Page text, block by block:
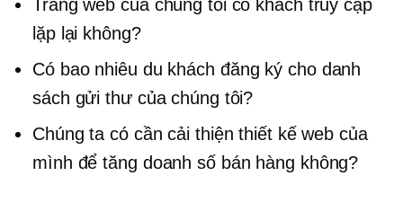
Trang web của chúng tôi có khách truy cập
lặp lại không?
Có bao nhiêu du khách đăng ký cho danh
sách gửi thư của chúng tôi?
Chúng ta có cần cải thiện thiết kế web của
mình để tăng doanh số bán hàng không?